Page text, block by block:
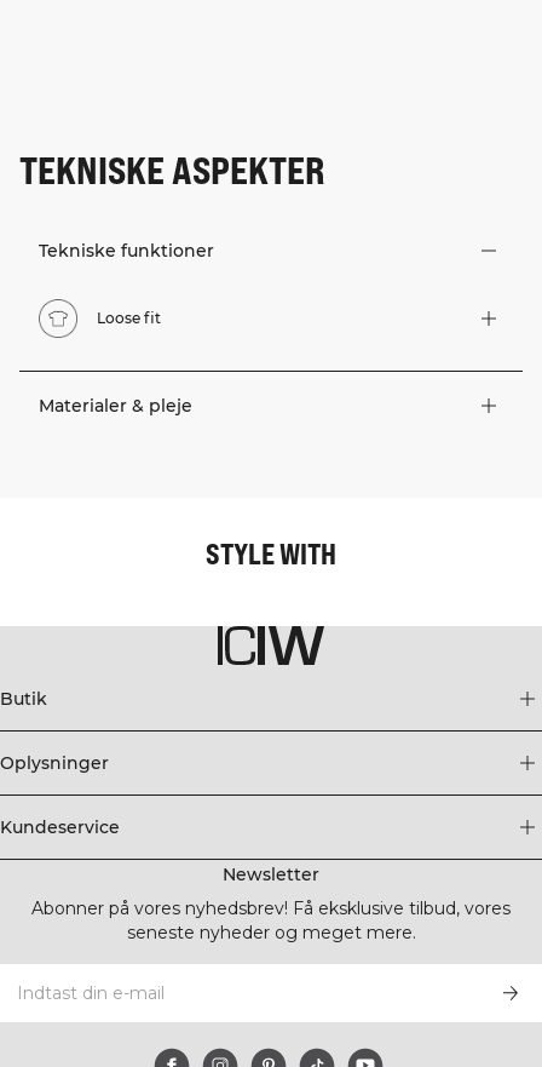
TEKNISKE ASPEKTER
Tekniske funktioner
Loose fit
Materialer & pleje
STYLE WITH
Butik
Oplysninger
Kundeservice
Newsletter
Abonner på vores nyhedsbrev! Få eksklusive tilbud, vores
seneste nyheder og meget mere.